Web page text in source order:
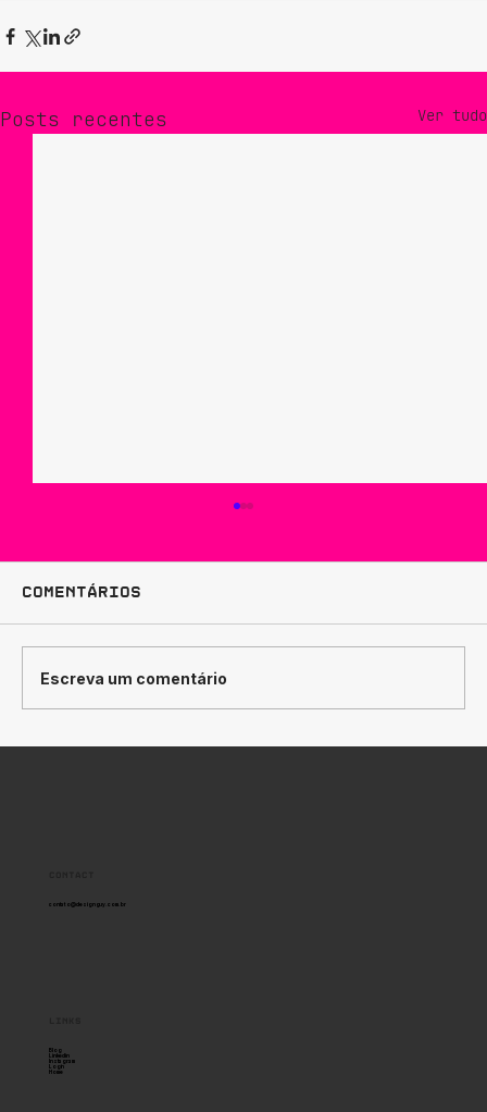
Posts recentes Ver tudo
Comentários
Escreva um comentário
contato@designguy.com.br
Blog
Linkedin
Instagram
Login
Home